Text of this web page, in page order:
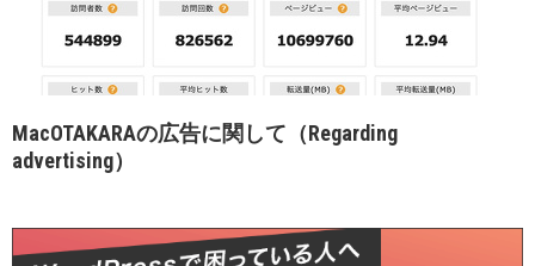
MacOTAKARAの広告に関して（Regarding
advertising）